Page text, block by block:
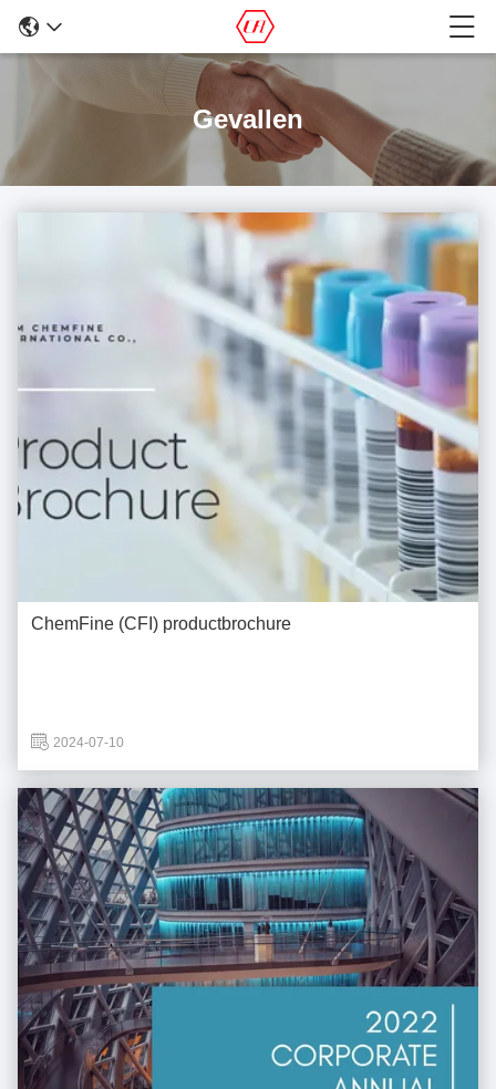
Gevallen
ChemFine (CFI) productbrochure
2024-07-10